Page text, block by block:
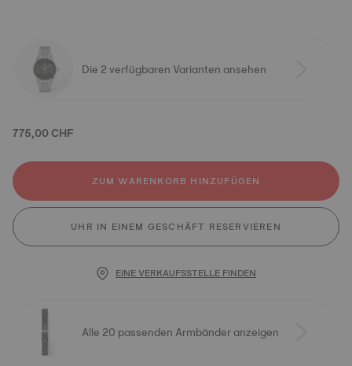
Die 2 verfügbaren Varianten ansehen
775,00 CHF
ZUM WARENKORB HINZUFÜGEN
UHR IN EINEM GESCHÄFT RESERVIEREN
EINE VERKAUFSSTELLE FINDEN
Alle 20 passenden Armbänder anzeigen